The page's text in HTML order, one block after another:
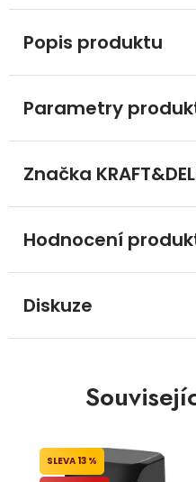
Popis produktu
Parametry
Značka
Hodnocení
Diskuze
13 %